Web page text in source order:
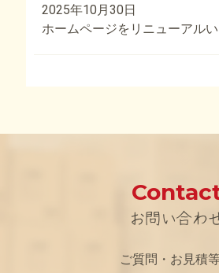
2025年10月30日
ホームページをリニューアルい
お問い合わ
ご質問・お見積等